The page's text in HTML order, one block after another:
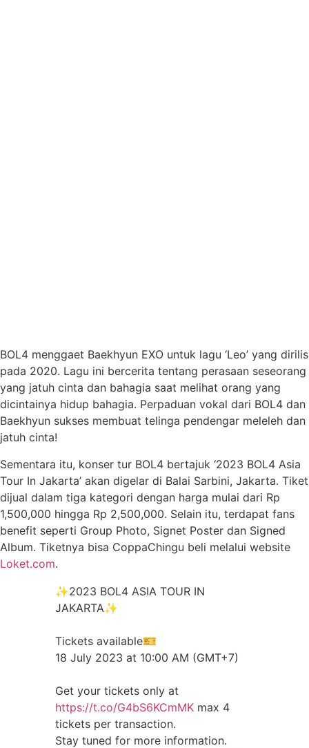
BOL4 menggaet Baekhyun EXO untuk lagu ‘Leo’ yang dirilis
pada 2020. Lagu ini bercerita tentang perasaan seseorang
yang jatuh cinta dan bahagia saat melihat orang yang
dicintainya hidup bahagia. Perpaduan vokal dari BOL4 dan
Baekhyun sukses membuat telinga pendengar meleleh dan
jatuh cinta!
Sementara itu, konser tur BOL4 bertajuk ‘2023 BOL4 Asia
Tour In Jakarta’ akan digelar di Balai Sarbini, Jakarta. Tiket
dijual dalam tiga kategori dengan harga mulai dari Rp
1,500,000 hingga Rp 2,500,000. Selain itu, terdapat fans
benefit seperti Group Photo, Signet Poster dan Signed
Album. Tiketnya bisa CoppaChingu beli melalui website
Loket.com.
✨2023 BOL4 ASIA TOUR IN
JAKARTA✨
Tickets available🎫
18 July 2023 at 10:00 AM (GMT+7)
Get your tickets only at
https://t.co/G4bS6KCmMK max 4
tickets per transaction.
Stay tuned for more information.